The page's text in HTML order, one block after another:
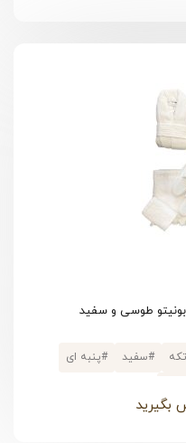
طوسی و سفید
#سفید #پنبه ای
بگیرید